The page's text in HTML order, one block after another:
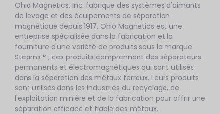
Ohio Magnetics, Inc. fabrique des systèmes d'aimants
de levage et des équipements de séparation
magnétique depuis 1917. Ohio Magnetics est une
entreprise spécialisée dans la fabrication et la
fourniture d'une variété de produits sous la marque
Stearns™ ; ces produits comprennent des séparateurs
permanents et électromagnétiques qui sont utilisés
dans la séparation des métaux ferreux. Leurs produits
sont utilisés dans les industries du recyclage, de
l'exploitation minière et de la fabrication pour offrir une
séparation efficace et fiable des métaux.